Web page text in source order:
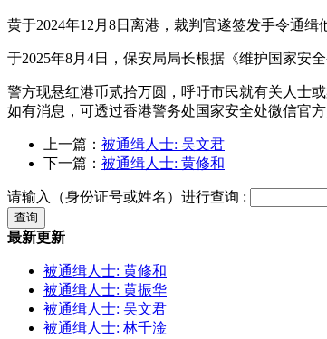
黄于2024年12月8日离港，裁判官遂签发手令通缉
于2025年8月4日，保安局局长根据《维护国家安
警方现悬红港币贰拾万圆，呼吁市民就有关人士或
如有消息，可透过香港警务处国家安全处微信官
上一篇： 被通缉人士: 吴文君
下一篇： 被通缉人士: 黄修和
请输入（身份证号或姓名）进行查询 :
最新更新
被通缉人士: 黄修和
被通缉人士: 黄振华
被通缉人士: 吴文君
被通缉人士: 林千淦